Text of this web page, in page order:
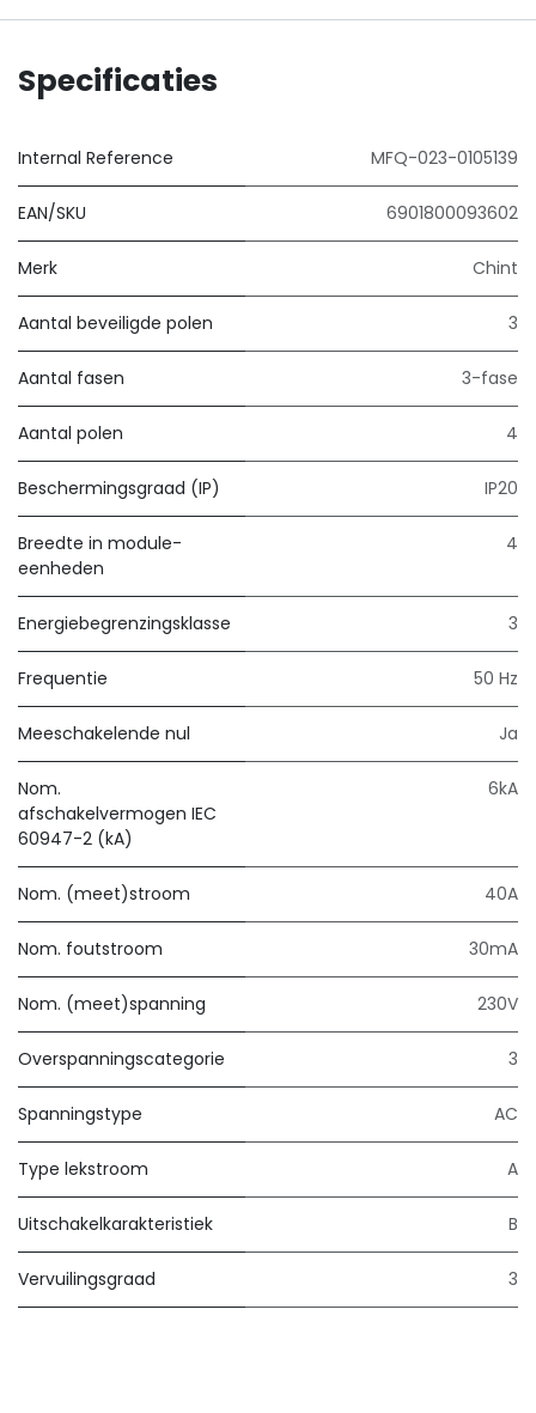
Specificaties
Internal Reference MFQ-023-0105139
EAN/SKU 6901800093602
Merk Chint
Aantal beveiligde polen 3
Aantal fasen 3-fase
Aantal polen 4
Beschermingsgraad (IP) IP20
Breedte in module-
eenheden
4
Energiebegrenzingsklasse 3
Frequentie 50 Hz
Meeschakelende nul Ja
Nom.
afschakelvermogen IEC
60947-2 (kA)
6kA
Nom. (meet)stroom 40A
Nom. foutstroom 30mA
Nom. (meet)spanning 230V
Overspanningscategorie 3
Spanningstype AC
Type lekstroom A
Uitschakelkarakteristiek B
Vervuilingsgraad 3